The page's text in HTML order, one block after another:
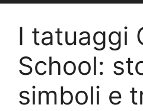
I tatuaggi
School:
simboli e